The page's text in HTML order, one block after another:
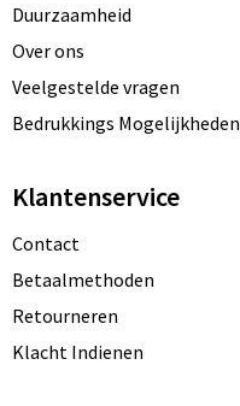
Duurzaamheid
Over ons
Veelgestelde vragen
Bedrukkings Mogelijkheden
Klantenservice
Contact
Betaalmethoden
Retourneren
Klacht Indienen